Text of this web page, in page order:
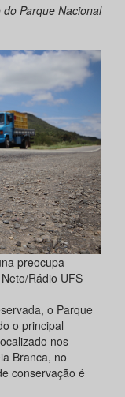
Parque Nacional
preocupa
Rádio UFS
o Parque
o principal
nos
Branca, no
conservação é